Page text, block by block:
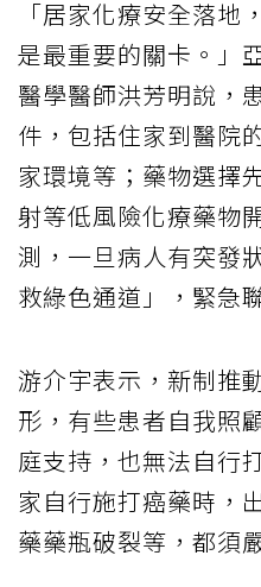
「居家化療安全落地
是最重要的關卡。」
醫學醫師洪芳明說，
件，包括住家到醫院
家環境等；藥物選擇
射等低風險化療藥物
測，一旦病人有突發
救綠色通道」，緊急
游介宇表示，新制推
形，有些患者自我照
庭支持，也無法自行
家自行施打癌藥時，
藥藥瓶破裂等，都須